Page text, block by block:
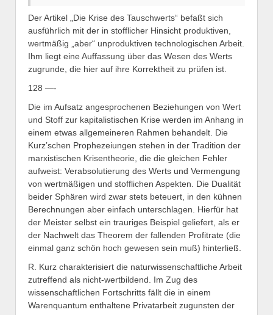
Der Artikel „Die Krise des Tauschwerts“ befaßt sich
ausführlich mit der in stofflicher Hinsicht produktiven,
wertmäßig „aber“ unproduktiven technologischen Arbeit.
Ihm liegt eine Auffassung über das Wesen des Werts
zugrunde, die hier auf ihre Korrektheit zu prüfen ist.
128 —-
Die im Aufsatz angesprochenen Beziehungen von Wert
und Stoff zur kapitalistischen Krise werden im Anhang in
einem etwas allgemeineren Rahmen behandelt. Die
Kurz’schen Prophezeiungen stehen in der Tradition der
marxistischen Krisentheorie, die die gleichen Fehler
aufweist: Verabsolutierung des Werts und Vermengung
von wertmäßigen und stofflichen Aspekten. Die Dualität
beider Sphären wird zwar stets beteuert, in den kühnen
Berechnungen aber einfach unterschlagen. Hierfür hat
der Meister selbst ein trauriges Beispiel geliefert, als er
der Nachwelt das Theorem der fallenden Profitrate (die
einmal ganz schön hoch gewesen sein muß) hinterließ.
R. Kurz charakterisiert die naturwissenschaftliche Arbeit
zutreffend als nicht-wertbildend. Im Zug des
wissenschaftlichen Fortschritts fällt die in einem
Warenquantum enthaltene Privatarbeit zugunsten der